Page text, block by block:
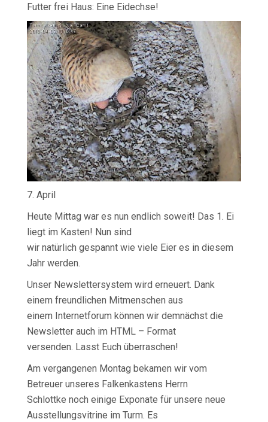
Futter frei Haus: Eine Eidechse!
7. April
Heute Mittag war es nun endlich soweit! Das 1. Ei
liegt im Kasten! Nun sind
wir natürlich gespannt wie viele Eier es in diesem
Jahr werden.
Unser Newslettersystem wird erneuert. Dank
einem freundlichen Mitmenschen aus
einem Internetforum können wir demnächst die
Newsletter auch im HTML – Format
versenden. Lasst Euch überraschen!
Am vergangenen Montag bekamen wir vom
Betreuer unseres Falkenkastens Herrn
Schlottke noch einige Exponate für unsere neue
Ausstellungsvitrine im Turm. Es